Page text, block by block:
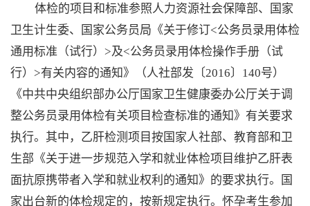
体检的项目和标准参照人力资源社会保障部、国家
卫生计生委、国家公务员局《关于修订<公务员录用体检
通用标准（试行）>及<公务员录用体检操作手册（试
行）>有关内容的通知》（人社部发〔2016〕140号）
《中共中央组织部办公厅国家卫生健康委办公厅关于调
整公务员录用体检有关项目检查标准的通知》有关要求
执行。其中，乙肝检测项目按国家人社部、教育部和卫
生部《关于进一步规范入学和就业体检项目维护乙肝表
面抗原携带者入学和就业权利的通知》的要求执行。国
家出台新的体检规定的，按新规定执行。怀孕考生参加